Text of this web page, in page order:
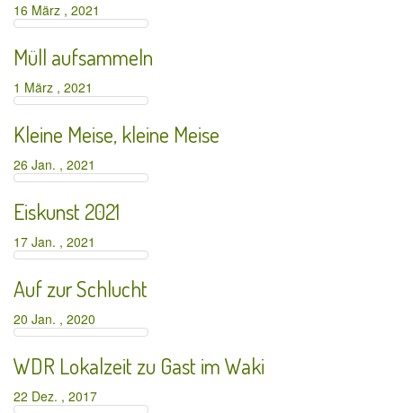
16 März , 2021
Müll aufsammeln
1 März , 2021
Kleine Meise, kleine Meise
26 Jan. , 2021
Eiskunst 2021
17 Jan. , 2021
Auf zur Schlucht
20 Jan. , 2020
WDR Lokalzeit zu Gast im Waki
22 Dez. , 2017